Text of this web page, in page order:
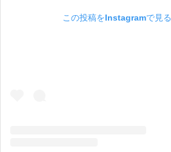
この投稿をInstagramで見る